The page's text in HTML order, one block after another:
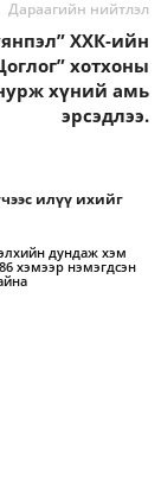
Дараагийн нийтлэл
ХХК-ийн
хотхоны
хүний амь
эрсэдлээ.
илүү ихийг
дундаж хэм
хэмээр нэмэгдсэн